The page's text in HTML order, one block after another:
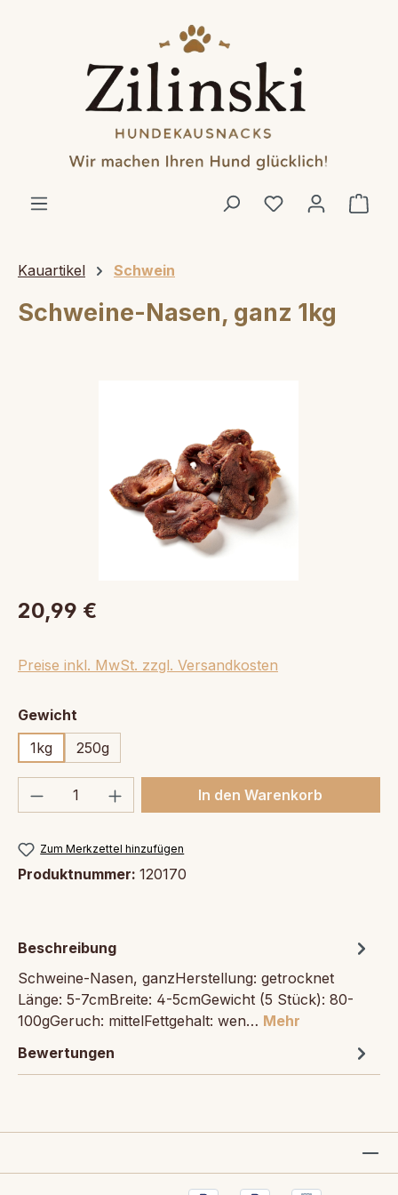
Kauartikel Schwein
Schweine-Nasen, ganz 1kg
20,99 €
Preise inkl. MwSt. zzgl. Versandkosten
Gewicht
1kg
250g
Produkt Anzahl: Gib denIn den Warenkorb
Zum Merkzettel hinzufügen
Produktnummer: 120170
Beschreibung
Schweine-Nasen, ganzHerstellung: getrocknet
Länge: 5-7cmBreite: 4-5cmGewicht (5 Stück): 80-
100gGeruch: mittelFettgehalt: wen… Mehr
Bewertungen